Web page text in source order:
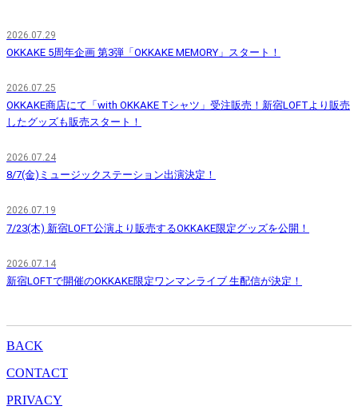
2026.07.29
OKKAKE 5周年企画 第3弾「OKKAKE MEMORY」スタート！
2026.07.25
OKKAKE商店にて「with OKKAKE Tシャツ」受注販売！新宿LOFTより販売
したグッズも販売スタート！
2026.07.24
8/7(金)ミュージックステーション出演決定！
2026.07.19
7/23(木) 新宿LOFT公演より販売するOKKAKE限定グッズを公開！
2026.07.14
新宿LOFTで開催のOKKAKE限定ワンマンライブ 生配信が決定！
BACK
CONTACT
PRIVACY